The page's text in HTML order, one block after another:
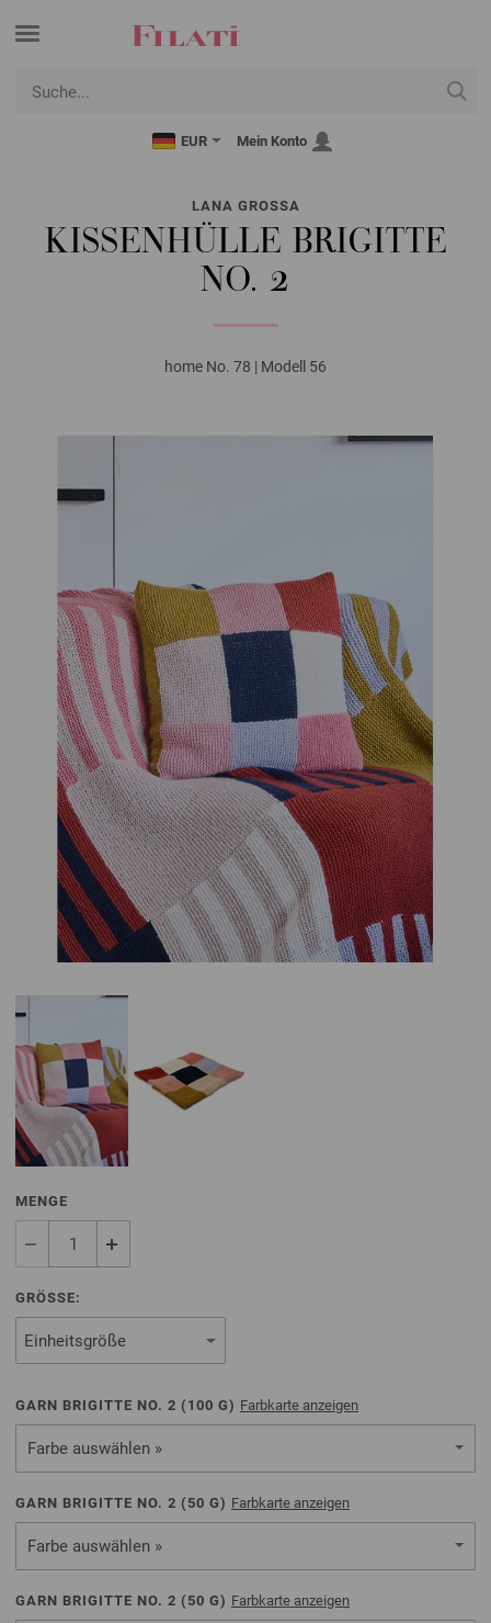
EUR Mein Konto
LANA GROSSA
KISSENHÜLLE BRIGITTE
NO. 2
home No. 78 | Modell 56
MENGE
GRÖSSE:
GARN BRIGITTE NO. 2 ( 100 G) Farbkarte anzeigen
Farbe auswählen »
GARN BRIGITTE NO. 2 ( 50 G) Farbkarte anzeigen
Farbe auswählen »
GARN BRIGITTE NO. 2 ( 50 G) Farbkarte anzeigen